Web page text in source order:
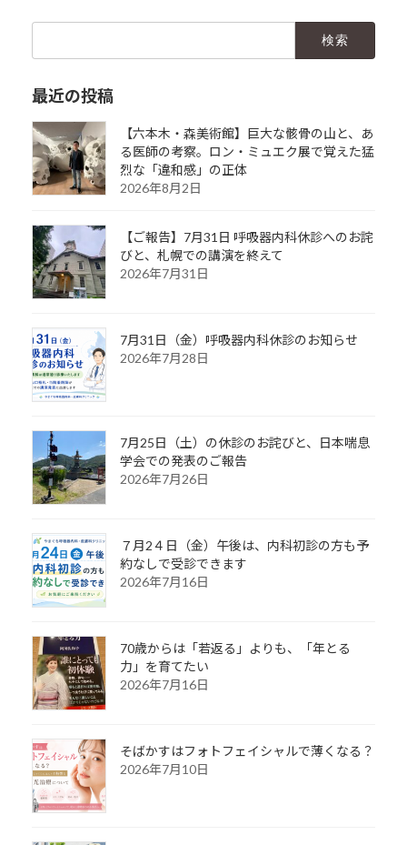
最近の投稿
【六本木・森美術館】巨大な骸骨の山と、あ
る医師の考察。ロン・ミュエク展で覚えた猛
烈な「違和感」の正体
2026年8月2日
【ご報告】7月31日 呼吸器内科休診へのお詫
びと、札幌での講演を終えて
2026年7月31日
7月31日（金）呼吸器内科休診のお知らせ
2026年7月28日
7月25日（土）の休診のお詫びと、日本喘息
学会での発表のご報告
2026年7月26日
７月2４日（金）午後は、内科初診の方も予
約なしで受診できます
2026年7月16日
70歳からは「若返る」よりも、「年とる
力」を育てたい
2026年7月16日
そばかすはフォトフェイシャルで薄くなる？
2026年7月10日